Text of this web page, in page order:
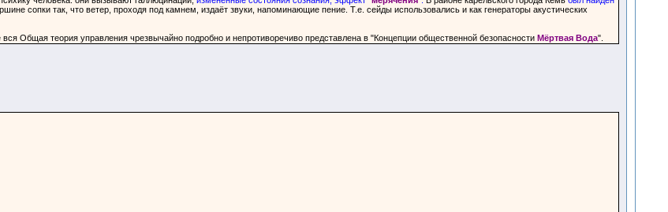
сопки так, что ветер, проходя под камнем, издаёт звуки, напоминающие пение. Т.е. сейды использовались и как генераторы акустических
Общая теория управления чрезвычайно подробно и непротиворечиво представлена в "Концепции общественной безопасности Мёртвая Вода".